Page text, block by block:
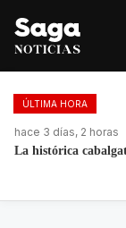
ÚLTIMA HORA
hace 3 días, 2 horas
Fortalece la